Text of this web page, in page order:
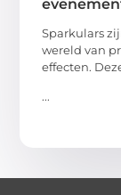
Sparkulars
wereld van
effecten.
...